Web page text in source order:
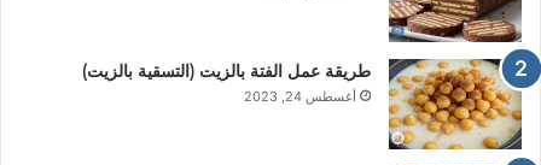
طريقة عمل الفتة بالزيت (التسقية بالزيت)
أغسطس 24, 2023